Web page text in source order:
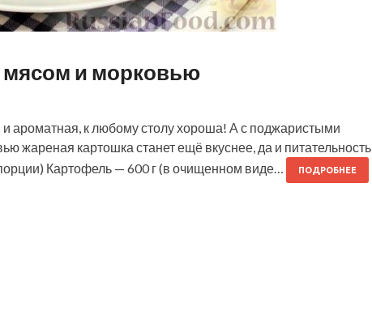
мясом и морковью
ароматная, к любому столу хороша! А с поджаристыми
жареная картошка станет ещё вкуснее, да и питательность
Картофель — 600 г (в очищенном виде…
ПОДРОБНЕЕ